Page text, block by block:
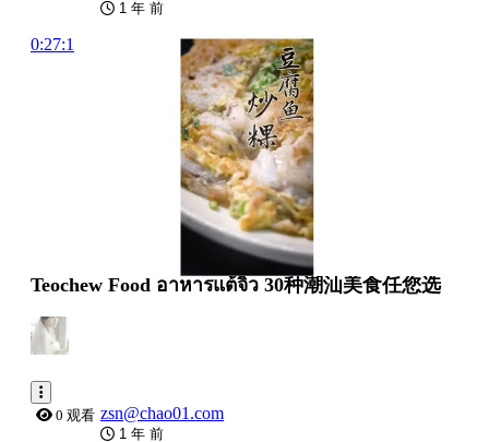
1 年 前
0:27:10
Teochew Food อาหารแต้จิ๋ว 30种潮汕美食任您选
0 观看 zsn@chao01.com
1 年 前